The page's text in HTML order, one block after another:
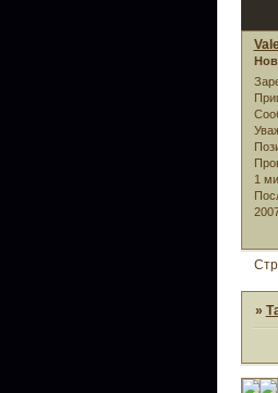
1
»